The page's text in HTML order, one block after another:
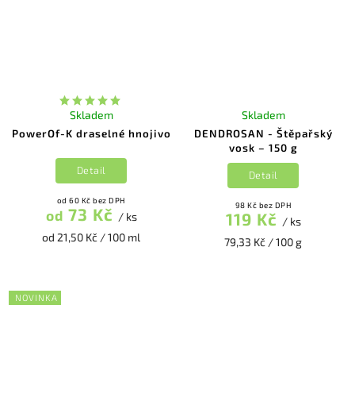
PowerOf-K draselné hnojivo
Skladem
od 60 Kč bez DPH
od 73 Kč / ks
od 21,50 Kč / 100 ml
Detail
DENDROSAN - Štěpařský
vosk – 150 g
Skladem
98 Kč bez DPH
119 Kč / ks
79,33 Kč / 100 g
Detail
NOVINKA